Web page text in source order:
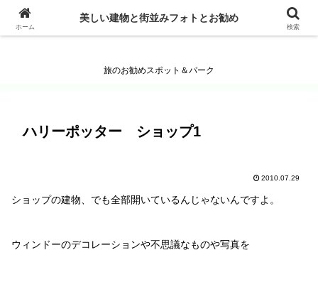
美しい建物と街並みフォトとお勧め
旅のお勧めスポット＆パーク
ハリーポッター ショップ1
2010.07.29
ショップの建物、でも全部開いているんじゃないんですよ。
ウィンドーのデコレーションや不思議なものや写真を
ホーム
美しい建物と街並みフォトとお勧め
検索